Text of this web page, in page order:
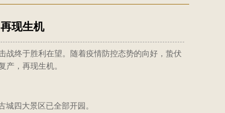
现生机
战终于胜利在望。随着疫情防控态势的向好，蛰伏
产，再现生机。
四大景区已全部开园。